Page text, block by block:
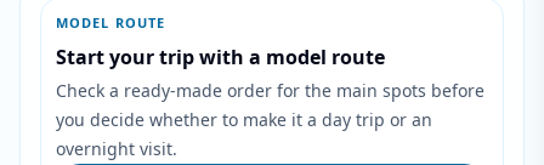
MODEL ROUTE
Start your trip with a model route
Check a ready-made order for the main spots before
you decide whether to make it a day trip or an
overnight visit.